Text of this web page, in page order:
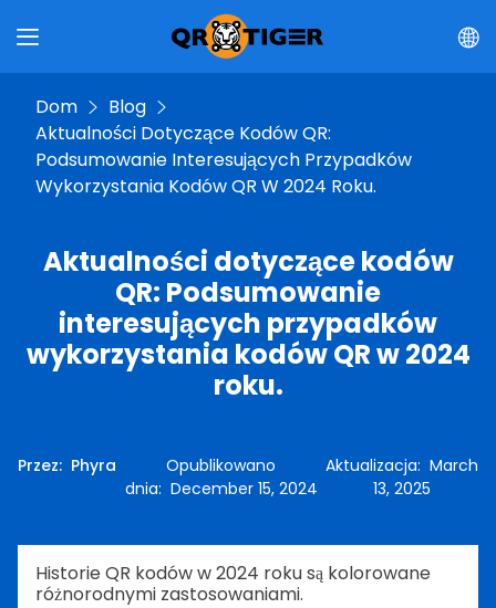
Dom
Blog
Aktualności Dotyczące Kodów QR:
Podsumowanie Interesujących Przypadków
Wykorzystania Kodów QR W 2024 Roku.
Aktualności dotyczące kodów
QR: Podsumowanie
interesujących przypadków
wykorzystania kodów QR w 2024
roku.
Przez: Phyra
Opublikowano
dnia: December 15, 2024
Aktualizacja: March
13, 2025
Historie QR kodów w 2024 roku są kolorowane
różnorodnymi zastosowaniami.